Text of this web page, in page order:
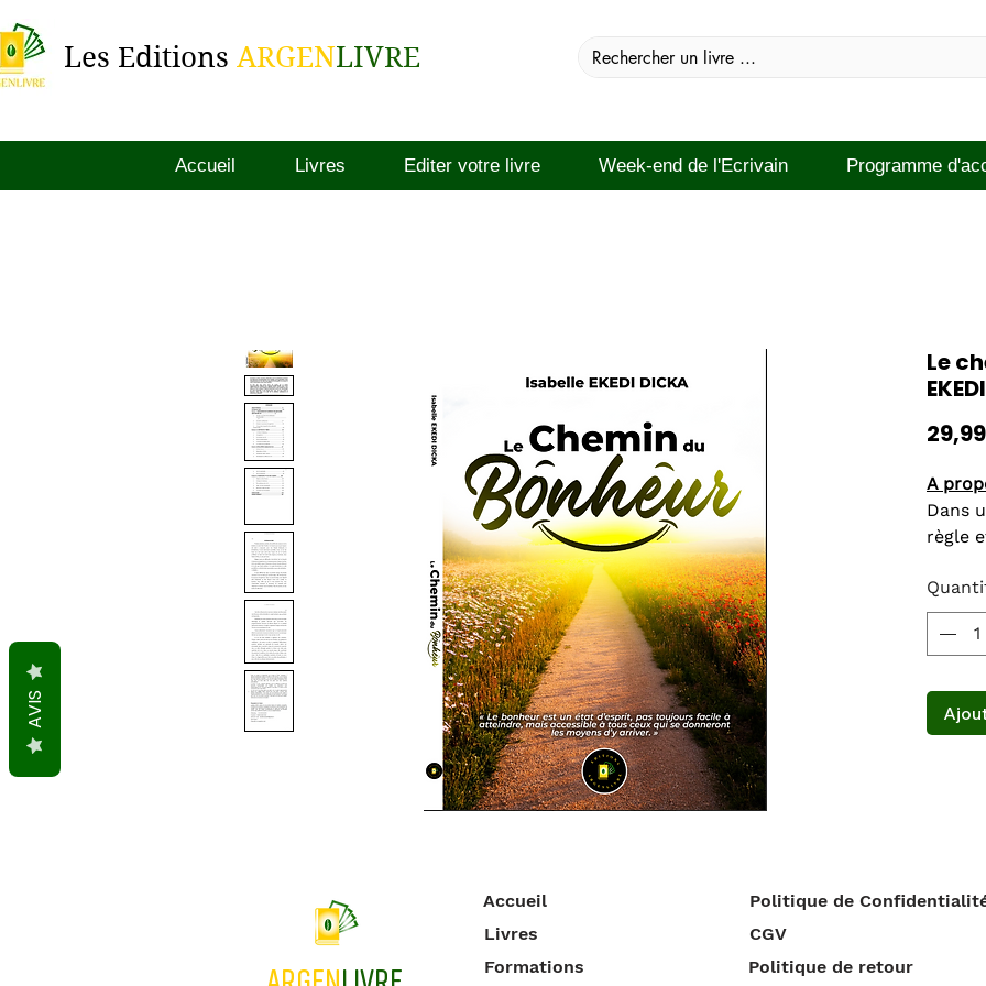
Les Editions ARGENLIVRE
Accueil Livres Editer votre livre Week-end de l'Ecrivain Programme
Le
A
Dans
règle
mot
nous
place
vie.
et
Accueil
Livres
Formations
Politique de
CGV
Politique de retour
AVIS